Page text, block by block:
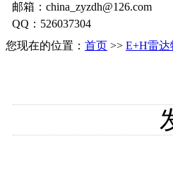
邮箱：china_zyzdh@126.com
QQ：526037304
您现在的位置： 首页 >> E+H雷达